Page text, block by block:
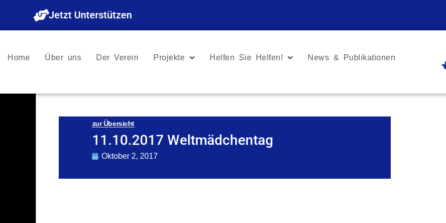
springen
Jetzt Unterstützen
Home Über uns Der Verein Projekte Helfen Sie Helfen! News & Publikationen
zur Übersicht
11.10.2017 Weltmädchentag
Oktober 2, 2017